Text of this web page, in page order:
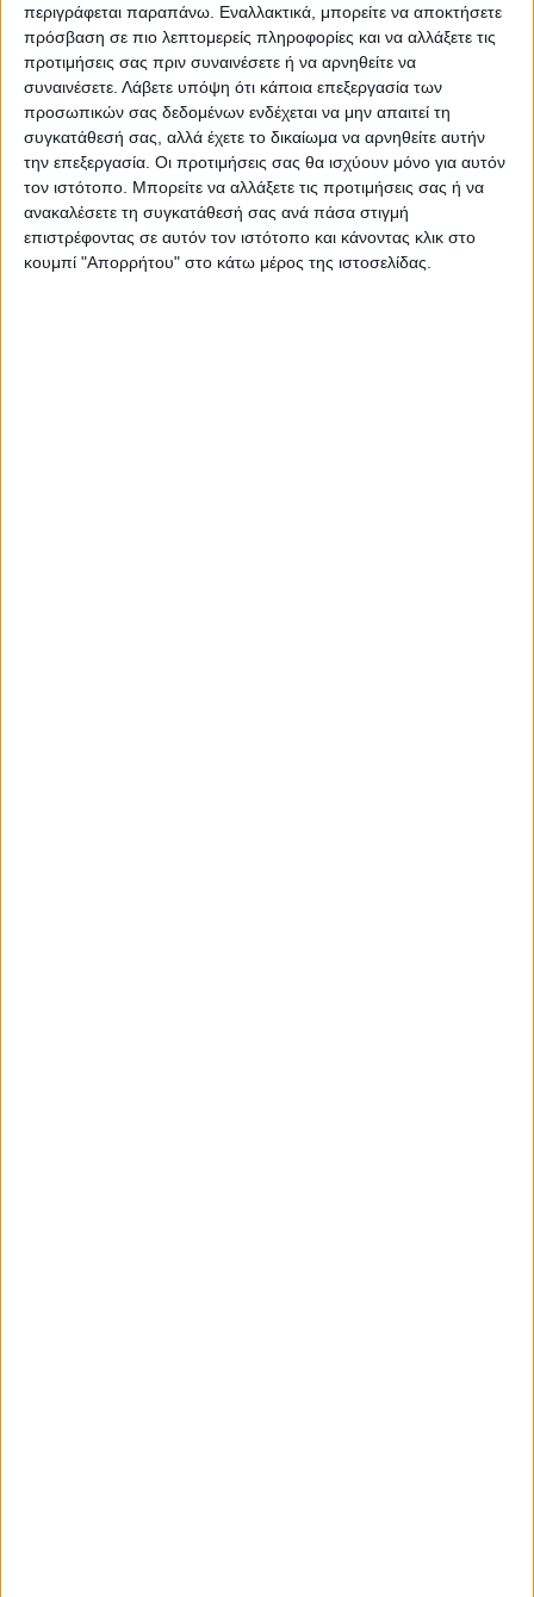
περιγράφεται παραπάνω. Εναλλακτικά, μπορείτε να αποκτήσετε
πρόσβαση σε πιο λεπτομερείς πληροφορίες και να αλλάξετε τις
προτιμήσεις σας πριν συναινέσετε ή να αρνηθείτε να
συναινέσετε. Λάβετε υπόψη ότι κάποια επεξεργασία των
προσωπικών σας δεδομένων ενδέχεται να μην απαιτεί τη
συγκατάθεσή σας, αλλά έχετε το δικαίωμα να αρνηθείτε αυτήν
την επεξεργασία. Οι προτιμήσεις σας θα ισχύουν μόνο για αυτόν
τον ιστότοπο. Μπορείτε να αλλάξετε τις προτιμήσεις σας ή να
ανακαλέσετε τη συγκατάθεσή σας ανά πάσα στιγμή
επιστρέφοντας σε αυτόν τον ιστότοπο και κάνοντας κλικ στο
κουμπί "Απορρήτου" στο κάτω μέρος της ιστοσελίδας.
που έχει 7 πόντους και δεν έχει δεχθεί γκολ…
Μάλιστα αναμένονται ηχηρές κινήσεις…
– Δεν ξεκίνησε καλά η Δόξα Μάρκου και υπάρχει
προβληματισμός στην τεχνική ηγεσία. Είναι
φανερό ότι δεν υπάρχει το περσινό… ‘’κλικ’’,
όταν επέστρεψε στο προσκήνιο.
– Τα πάλαι ποτέ…ντέρμπι του παρελθόντος
θύμισε η αναμέτρηση στον Αγιο Θεόδωρο. Οι
δύο ομάδες κυνήγησαν με πάθος τη νίκη, που